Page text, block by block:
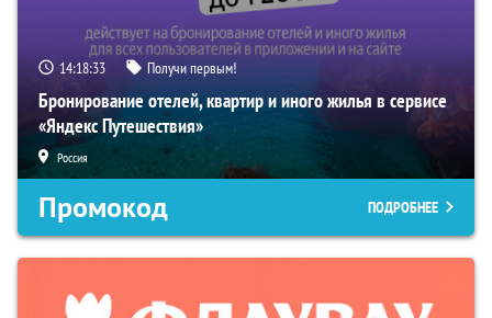
14:18:32 Получи первым!
Бронирование отелей, квартир и иного жилья в сервисе
«Яндекс Путешествия»
Россия
Промокод ПОДРОБНЕЕ